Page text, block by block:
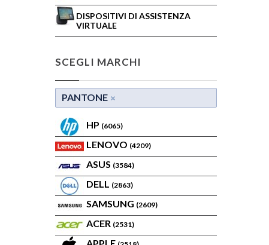
DISPOSITIVI DI ASSISTENZA
VIRTUALE
SCEGLI MARCHI
PANTONE
HP (6065)
LENOVO (4209)
ASUS (3584)
DELL (2863)
SAMSUNG (2609)
ACER (2531)